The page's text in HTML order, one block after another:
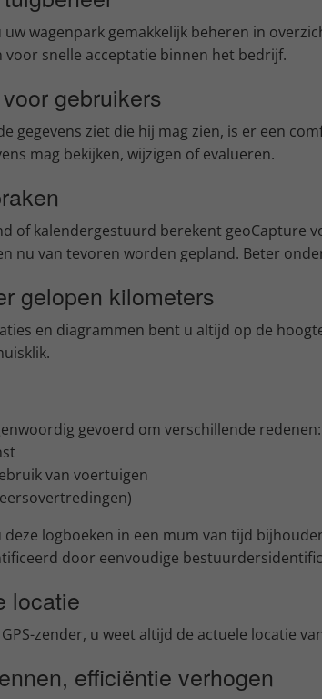
wagenpark gemakkelijk beheren in
voor snelle acceptatie binnen het bedrijf.
gebruikers
gegevens ziet die hij mag zien, is er een
mag bekijken, wijzigen of evalueren.
of kalendergestuurd berekent geoCapture
nu van tevoren worden gepland. Beter
gelopen kilometers
en diagrammen bent u altijd op de
gevoerd om verschillende redenen:
van voertuigen
logboeken in een mum van tijd
door eenvoudige
locatie
zender, u weet altijd de actuele locatie
efficiëntie verhogen